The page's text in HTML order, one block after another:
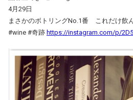
4月29日
まさかのボトリングNo.1番 これだけ飲
#wine #奇跡 https://instagram.com/p/